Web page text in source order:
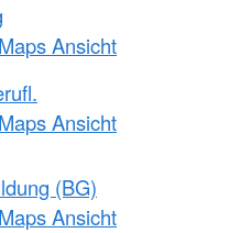
Ansicht
Ansicht
(BG)
Ansicht